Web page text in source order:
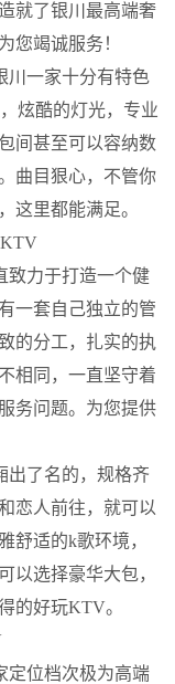
就了银川最高端奢
您竭诚服务！
川一家十分有特色
炫酷的灯光，专业
间甚至可以容纳数
曲目狠心，不管你
这里都能满足。
致力于打造一个健
一套自己独立的管
的分工，扎实的执
相同，一直坚守着
务问题。为您提供
出了名的，规格齐
恋人前往，就可以
舒适的k歌环境，
以选择豪华大包，
的好玩KTV。
定位档次极为高端